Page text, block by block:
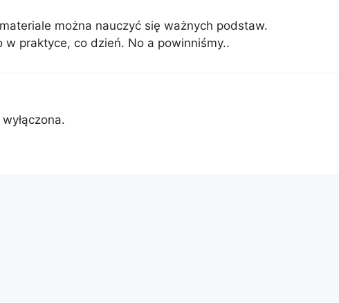
można nauczyć się ważnych podstaw.
w praktyce, co dzień. No a powinniśmy..